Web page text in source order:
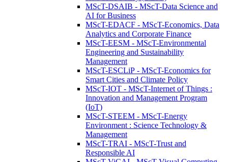
MScT-DSAIB - MScT-Data Science and
AI for Business
MScT-EDACF - MScT-Economics, Data
Analytics and Corporate Finance
MScT-EESM - MScT-Environmental
Engineering and Sustainability
Management
MScT-ESCLiP - MScT-Economics for
Smart Cities and Climate Policy
MScT-IOT - MScT-Internet of Things :
Innovation and Management Program
(IoT)
MScT-STEEM - MScT-Energy
Environment : Science Technology &
Management
MScT-TRAI - MScT-Trust and
Responsible AI